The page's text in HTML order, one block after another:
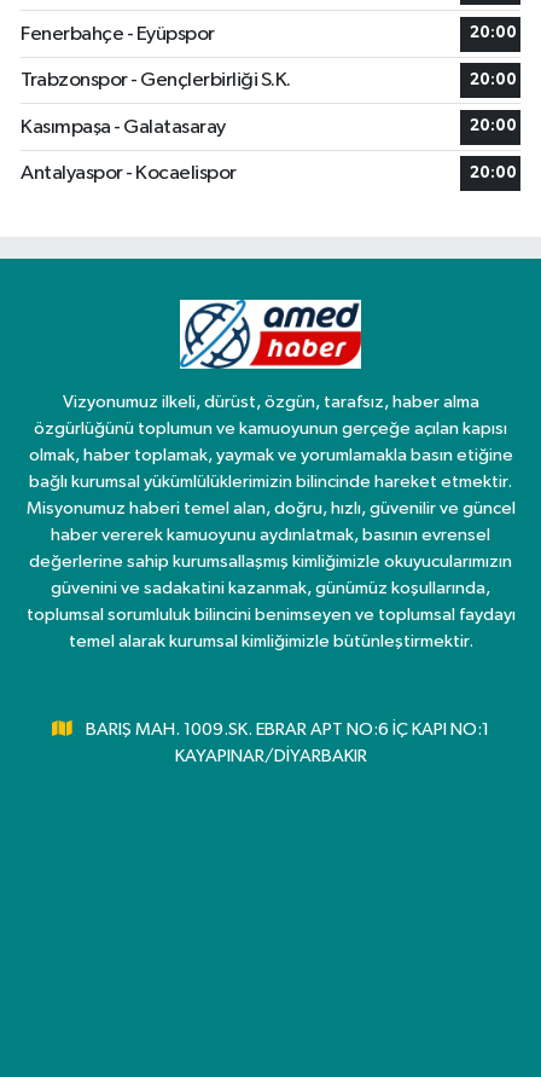
Fenerbahçe - Eyüpspor 20:00
Trabzonspor - Gençlerbirliği S.K. 20:00
Kasımpaşa - Galatasaray 20:00
Antalyaspor - Kocaelispor 20:00
Vizyonumuz ilkeli, dürüst, özgün, tarafsız, haber alma
özgürlüğünü toplumun ve kamuoyunun gerçeğe açılan kapısı
olmak, haber toplamak, yaymak ve yorumlamakla basın etiğine
bağlı kurumsal yükümlülüklerimizin bilincinde hareket etmektir.
Misyonumuz haberi temel alan, doğru, hızlı, güvenilir ve güncel
haber vererek kamuoyunu aydınlatmak, basının evrensel
değerlerine sahip kurumsallaşmış kimliğimizle okuyucularımızın
güvenini ve sadakatini kazanmak, günümüz koşullarında,
toplumsal sorumluluk bilincini benimseyen ve toplumsal faydayı
temel alarak kurumsal kimliğimizle bütünleştirmektir.
BARIŞ MAH. 1009.SK. EBRAR APT NO:6 İÇ KAPI NO:1
KAYAPINAR/DİYARBAKIR